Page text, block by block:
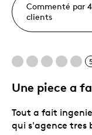
Commenté par 4
clients
Une piece a
Tout a fait
qui s'agence tres